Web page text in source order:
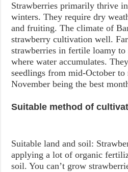
Strawberries primarily thrive
winters. They require dry
and fruiting. The climate of
strawberry cultivation well.
strawberries in fertile loamy to
where water accumulates.
seedlings from mid-October
November being the best
Suitable method of
Suitable land and soil:
applying a lot of organic
soil. You can’t grow